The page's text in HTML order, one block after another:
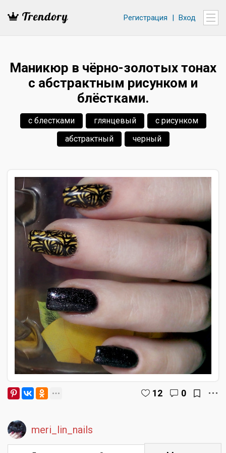
Регистрация | Вход
Маникюр в чёрно-золотых тонах
с абстрактным рисунком и
блёстками.
с блестками глянцевый
с рисунком
абстрактный
черный
12 0
meri_lin_nails